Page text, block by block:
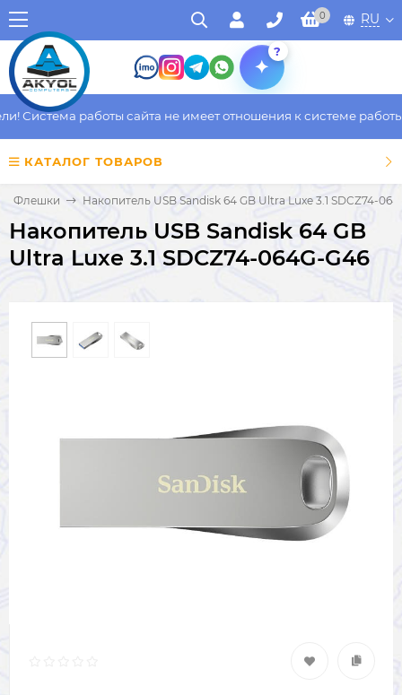
0 RU
?
Система работы сайта не имеет отношения к системе работы
КАТАЛОГ ТОВАРОВ
Флешки Накопитель USB Sandisk 64 GB Ultra Luxe 3.1 SDCZ74-
Накопитель USB Sandisk 64 GB
Ultra Luxe 3.1 SDCZ74-064G-G46